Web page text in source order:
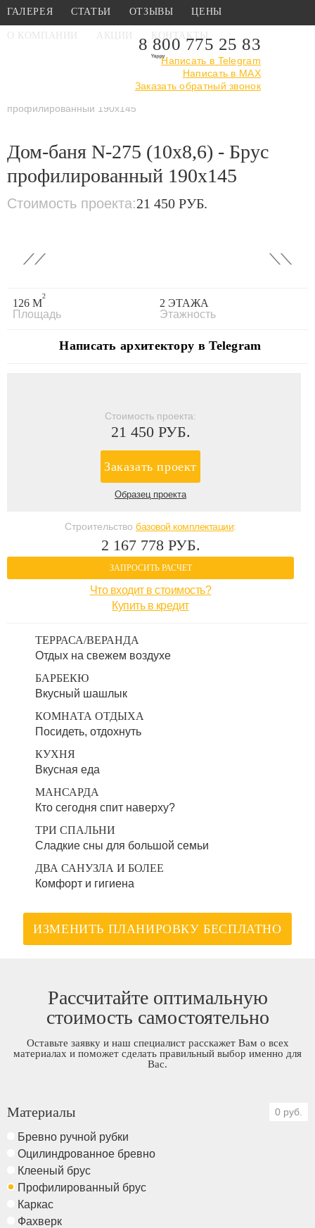
ГАЛЕРЕЯ СТАТЬИ ОТЗЫВЫ ЦЕНЫ
О КОМПАНИИ АКЦИИ КОНТАКТЫ
8 800 775 25 83
Написать в Telegram
Написать в MAX
Заказать обратный звонок
Проекты бань › Проекты бань из
профилированный 190x145
Дом-баня N-275 (10x8,6) - Брус
профилированный 190x145
Стоимость проекта:21 450 РУБ.
‹ ›
126 М
2
Площадь
2 ЭТАЖА
Этажность
Написать архитектору в Telegram
Стоимость проекта:
21 450 РУБ.
Заказать проект
Образец проекта
Строительство базовой комплектации:
2 167 778 РУБ.
ЗАПРОСИТЬ РАСЧЕТ
Что входит в стоимость?
Купить в кредит
ТЕРРАСА/ВЕРАНДА
Отдых на свежем воздухе
БАРБЕКЮ
Вкусный шашлык
КОМНАТА ОТДЫХА
Посидеть, отдохнуть
КУХНЯ
Вкусная еда
МАНСАРДА
Кто сегодня спит наверху?
ТРИ СПАЛЬНИ
Сладкие сны для большой семьи
ДВА САНУЗЛА И БОЛЕЕ
Комфорт и гигиена
ИЗМЕНИТЬ ПЛАНИРОВКУ БЕСПЛАТНО
Рассчитайте оптимальную
стоимость самостоятельно
Оставьте заявку и наш специалист расскажет Вам о всех
материалах и поможет сделать правильный выбор именно для
Вас.
Материалы 0 руб.
Бревно ручной рубки
Оцилиндрованное бревно
Клееный брус
Профилированный брус
Каркас
Фахверк